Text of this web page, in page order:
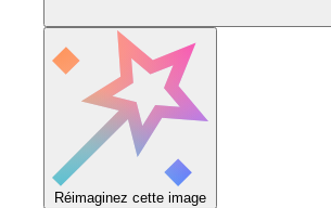
Réimaginez cette image